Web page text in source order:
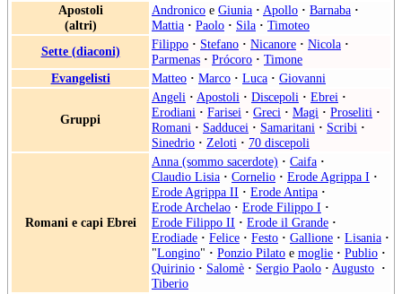
Apostoli
(altri)
Andronico e Giunia · Apollo · Barnaba ·
Mattia · Paolo · Sila · Timoteo
Sette (diaconi)
Filippo · Stefano · Nicanore · Nicola ·
Parmenas · Prócoro · Timone
Evangelisti
Matteo · Marco · Luca · Giovanni
Gruppi
Angeli · Apostoli · Discepoli · Ebrei ·
Erodiani · Farisei · Greci · Magi · Proseliti ·
Romani · Sadducei · Samaritani · Scribi ·
Sinedrio · Zeloti · 70 discepoli
Romani e capi Ebrei
Anna (sommo sacerdote) · Caifa ·
Claudio Lisia · Cornelio · Erode Agrippa I ·
Erode Agrippa II · Erode Antipa ·
Erode Archelao · Erode Filippo I ·
Erode Filippo II · Erode il Grande ·
Erodiade · Felice · Festo · Gallione · Lisania ·
"Longino" · Ponzio Pilato e moglie · Publio ·
Quirinio · Salomè · Sergio Paolo · Augusto ·
Tiberio